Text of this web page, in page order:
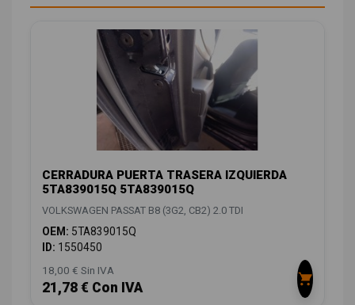
CERRADURA PUERTA TRASERA IZQUIERDA
5TA839015Q 5TA839015Q
VOLKSWAGEN PASSAT B8 (3G2, CB2) 2.0 TDI
OEM: 5TA839015Q
ID: 1550450
18,00 € Sin IVA
21,78 € Con IVA